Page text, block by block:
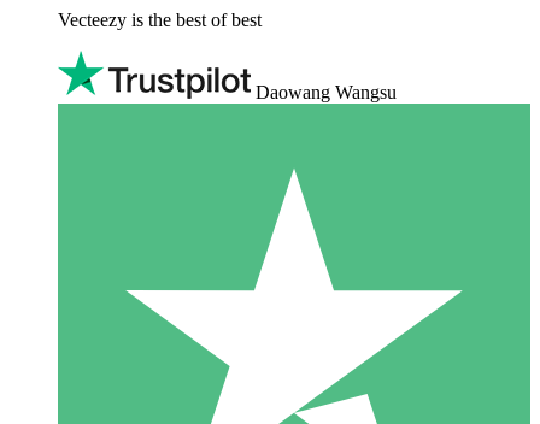
Vecteezy is the best of best
Daowang Wangsu